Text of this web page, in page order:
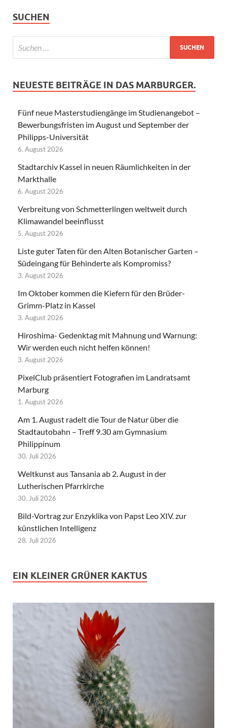
SUCHEN
NEUESTE BEITRÄGE IN DAS MARBURGER.
Fünf neue Masterstudiengänge im Studienangebot –
Bewerbungsfristen im August und September der
Philipps-Universität
6. August 2026
Stadtarchiv Kassel in neuen Räumlichkeiten in der
Markthalle
6. August 2026
Verbreitung von Schmetterlingen weltweit durch
Klimawandel beeinflusst
5. August 2026
Liste guter Taten für den Alten Botanischer Garten –
Südeingang für Behinderte als Kompromiss?
3. August 2026
Im Oktober kommen die Kiefern für den Brüder-
Grimm-Platz in Kassel
3. August 2026
Hiroshima- Gedenktag mit Mahnung und Warnung:
Wir werden euch nicht helfen können!
3. August 2026
PixelClub präsentiert Fotografien im Landratsamt
Marburg
1. August 2026
Am 1. August radelt die Tour de Natur über die
Stadtautobahn – Treff 9.30 am Gymnasium
Philippinum
30. Juli 2026
Weltkunst aus Tansania ab 2. August in der
Lutherischen Pfarrkirche
30. Juli 2026
Bild-Vortrag zur Enzyklika von Papst Leo XIV. zur
künstlichen Intelligenz
28. Juli 2026
EIN KLEINER GRÜNER KAKTUS